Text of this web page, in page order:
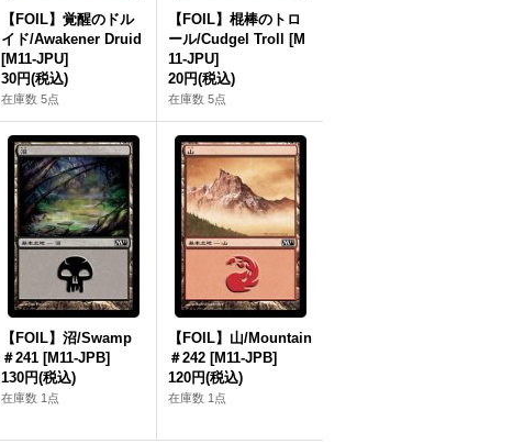
【FOIL】覚醒のドル
イド/Awakener Druid
[M11‐JPU]
30円(税込)
在庫数 5点
【FOIL】棍棒のトロ
ール/Cudgel Troll [M
11‐JPU]
20円(税込)
在庫数 5点
【FOIL】沼/Swamp
＃241 [M11-JPB]
130円(税込)
在庫数 1点
【FOIL】山/Mountain
＃242 [M11-JPB]
120円(税込)
在庫数 1点